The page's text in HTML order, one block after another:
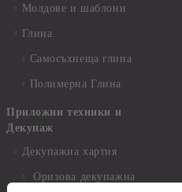
Молдове и шаблони
Глина
Самосъхнеща глина
Полимерна Глина
Приложни техники и
Декупаж
Декупажна хартия
Оризова декупажна